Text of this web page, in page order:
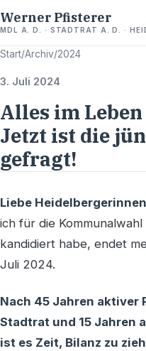
Werner Pfisterer
MDL A. D. · STADTRAT A. D. ·
Start/Archiv/2024
3. Juli 2024
Alles im
Jetzt ist die
gefragt!
Liebe
ich für die
kandidiert habe, endet
Juli 2024.
Nach 45 Jahren aktiver
Stadtrat und 15 Jahren
ist es Zeit, Bilanz zu